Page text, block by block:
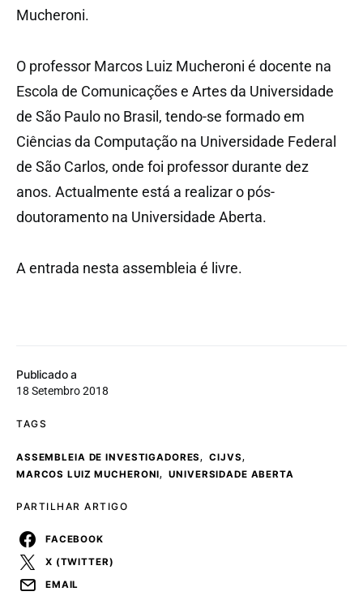
Publicado a
18 Setembro 2018
TAGS
ASSEMBLEIA DE INVESTIGADORES, CIJVS,
MARCOS LUIZ MUCHERONI, UNIVERSIDADE ABERTA
PARTILHAR ARTIGO
FACEBOOK
X (TWITTER)
EMAIL
Mucheroni.
O professor Marcos Luiz Mucheroni é docente na
Escola de Comunicações e Artes da Universidade
de São Paulo no Brasil, tendo-se formado em
Ciências da Computação na Universidade Federal
de São Carlos, onde foi professor durante dez
anos. Actualmente está a realizar o pós-
doutoramento na Universidade Aberta.
A entrada nesta assembleia é livre.